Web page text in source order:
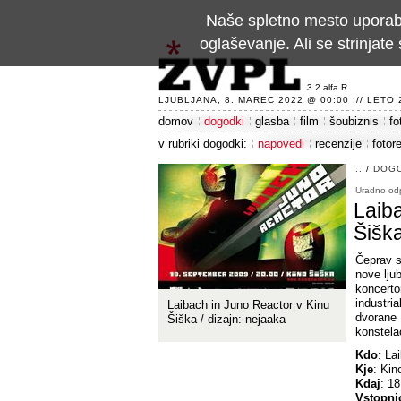
3.2 alfa R
LJUBLJANA, 8. MAREC 2022 @ 00:00 ://
domov dogodki glasba film šoubiznis
v rubriki dogodki:
napovedi recenzije
/
Uradno
Čeprav
nove
Kdo:
Kje:
Kdaj:
Laibach in Juno Reactor v Kinu
Šiška / dizajn: nejaaka
Naše spletno mesto
oglaševanje. Ali se